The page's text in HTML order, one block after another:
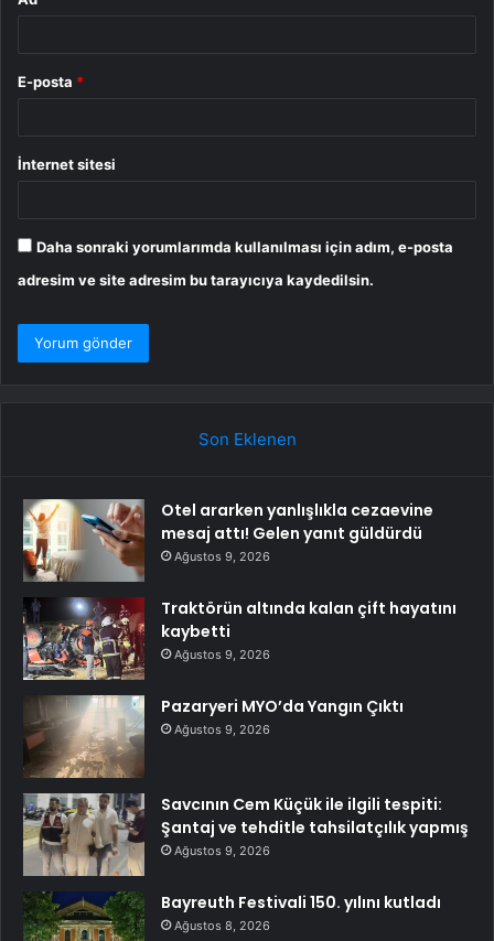
E-posta *
İnternet sitesi
Daha sonraki yorumlarımda kullanılması için adım, e-posta
adresim ve site adresim bu tarayıcıya kaydedilsin.
Son Eklenen
Otel ararken yanlışlıkla cezaevine
mesaj attı! Gelen yanıt güldürdü
Ağustos 9, 2026
Traktörün altında kalan çift hayatını
kaybetti
Ağustos 9, 2026
Pazaryeri MYO’da Yangın Çıktı
Ağustos 9, 2026
Savcının Cem Küçük ile ilgili tespiti:
Şantaj ve tehditle tahsilatçılık yapmış
Ağustos 9, 2026
Bayreuth Festivali 150. yılını kutladı
Ağustos 8, 2026